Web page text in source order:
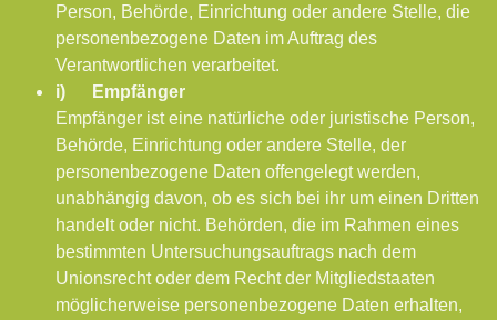
Person, Behörde, Einrichtung oder andere Stelle, die
personenbezogene Daten im Auftrag des
Verantwortlichen verarbeitet.
i) Empfänger
Empfänger ist eine natürliche oder juristische Person,
Behörde, Einrichtung oder andere Stelle, der
personenbezogene Daten offengelegt werden,
unabhängig davon, ob es sich bei ihr um einen Dritten
handelt oder nicht. Behörden, die im Rahmen eines
bestimmten Untersuchungsauftrags nach dem
Unionsrecht oder dem Recht der Mitgliedstaaten
möglicherweise personenbezogene Daten erhalten,